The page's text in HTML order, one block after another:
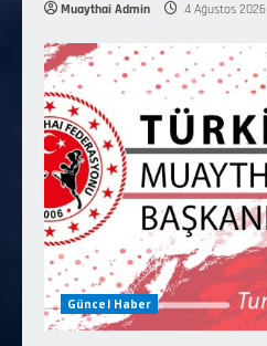
Muaythai Admin 4 Ağustos 2026
Güncel Haber